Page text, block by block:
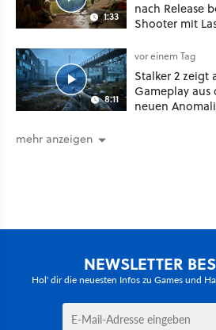
1:33
nach Release
Shooter mit
8:11
vor einem Tag
Stalker 2 zeigt
Gameplay aus
neuen
mehr anzeigen
NEWSLETTER
Hol' dir die neuesten Infos zu Games und